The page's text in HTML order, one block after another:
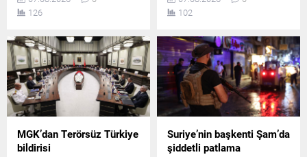
balistik füze ve İHA'larla
saldırı düzenlediğini
bölgede yüzden fazla ölü
olduğu iddia edildi.
126
yönetimi tarafından geri
çevrildiğini duyurdu. Ada
tedbirler tartışılmaya devam
ediyor.
102
MGK’dan Terörsüz Türkiye
bildirisi
Suriye’nin başkenti Şam’da
şiddetli patlama